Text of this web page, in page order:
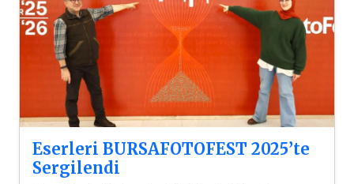
Eserleri BURSAFOTOFEST 2025’te
Sergilendi